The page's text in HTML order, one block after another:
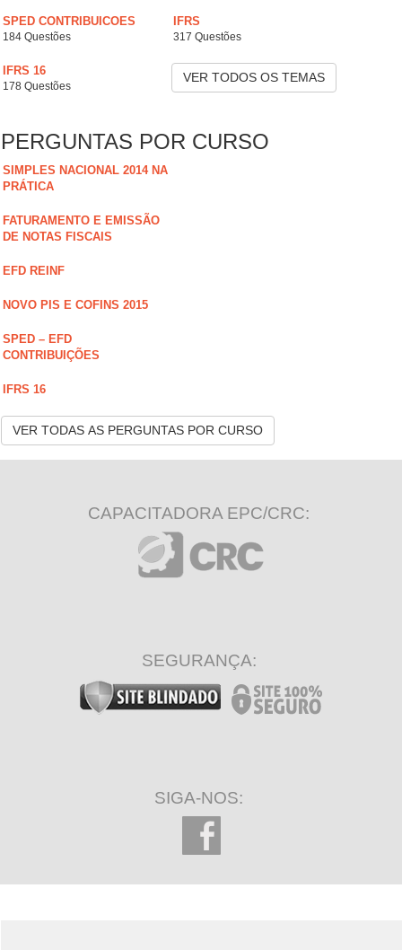
SPED CONTRIBUICOES
184 Questões
IFRS
317 Questões
IFRS 16
178 Questões
VER TODOS OS TEMAS
PERGUNTAS POR CURSO
SIMPLES NACIONAL 2014 NA
PRÁTICA
FATURAMENTO E EMISSÃO
DE NOTAS FISCAIS
EFD REINF
NOVO PIS E COFINS 2015
SPED – EFD
CONTRIBUIÇÕES
IFRS 16
VER TODAS AS PERGUNTAS POR CURSO
CAPACITADORA EPC/CRC:
SEGURANÇA:
SIGA-NOS: